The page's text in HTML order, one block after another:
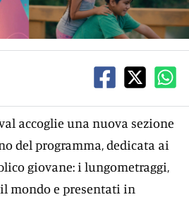
accoglie una nuova sezione
del programma, dedicata ai
giovane: i lungometraggi,
mondo e presentati in